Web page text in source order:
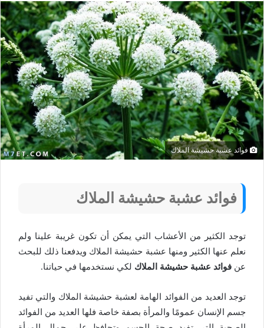
فوائد عشبة حشيشة الملاك
فوائد عشبة حشيشة الملاك
توجد الكثير من الأعشاب التي يمكن أن تكون غريبة علينا ولم
نعلم عنها الكثير ومنها عشبة حشيشة الملاك ويدفعنا ذلك للبحث
عن فوائد عشبة حشيشة الملاك لكي نستخدمها في حياتنا.
توجد العديد من الفوائد الهامة لعشبة حشيشة الملاك والتي تفيد
جسم الإنسان عمومًا والمرأة بصفة خاصة فلها العديد من الفوائد